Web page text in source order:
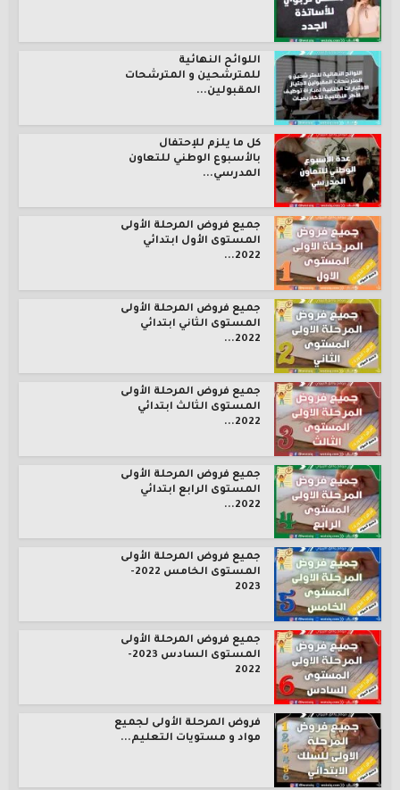
اللوائح النهائية
للمترشحين و المترشحات
المقبولين...
كل ما يلزم للإحتفال
بالأسبوع الوطني للتعاون
المدرسي...
جميع فروض المرحلة الأولى
المستوى الأول ابتدائي
2022...
جميع فروض المرحلة الأولى
المستوى الثاني ابتدائي
2022...
جميع فروض المرحلة الأولى
المستوى الثالث ابتدائي
2022...
جميع فروض المرحلة الأولى
المستوى الرابع ابتدائي
2022...
جميع فروض المرحلة الأولى
المستوى الخامس 2022-
2023
جميع فروض المرحلة الأولى
المستوى السادس 2023-
2022
فروض المرحلة الأولى لجميع
مواد و مستويات التعليم...